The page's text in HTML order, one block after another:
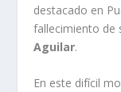
destacado en
fallecimiento de
Aguilar.
En este difícil